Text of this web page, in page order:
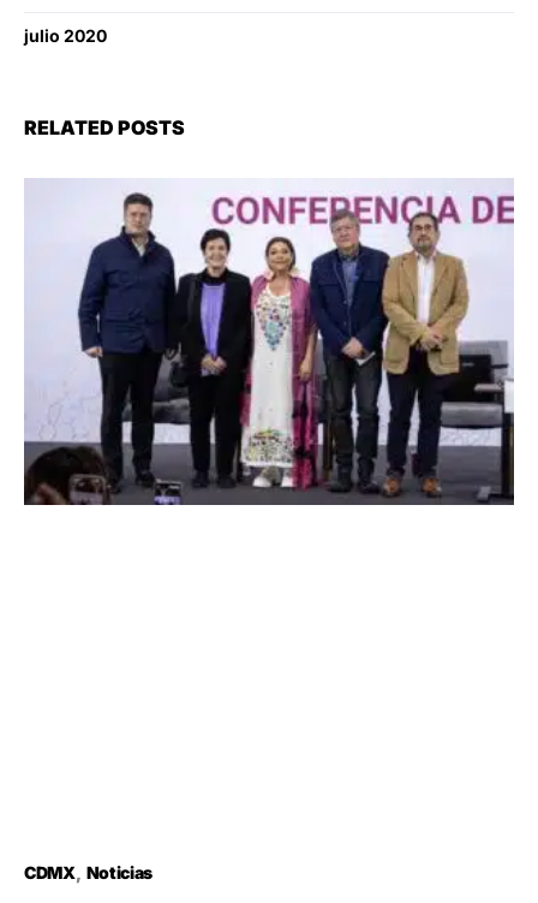
julio 2020
RELATED POSTS
CDMX Noticias